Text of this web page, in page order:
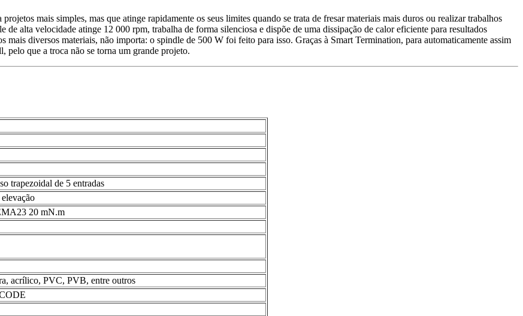
mais simples, mas que atinge rapidamente os seus limites quando se trata de fresar materiais mais duros ou realizar trabalhos
alta velocidade atinge 12 000 rpm, trabalha de forma silenciosa e dispõe de uma dissipação de calor eficiente para resultados
diversos materiais, não importa: o spindle de 500 W foi feito para isso. Graças à Smart Termination, para automaticamente assim
pelo que a troca não se torna um grande projeto.
trapezoidal de 5 entradas
20 mN.m
acrílico, PVC, PVB, entre outros